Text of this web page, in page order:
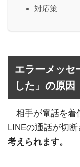
対応策
エラーメッセ
した」の原因
「相手が電話を
LINEの通話が切断
考えられます。